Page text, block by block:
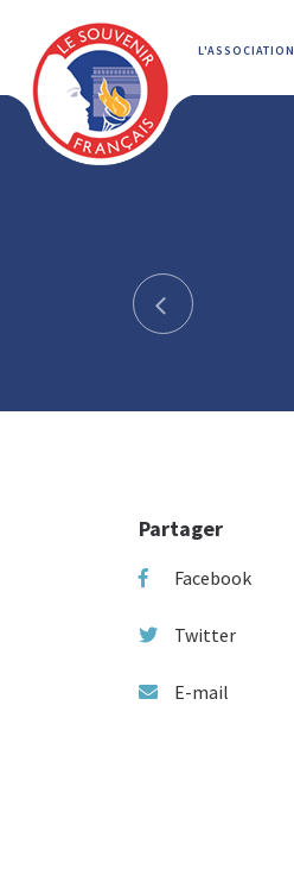
L'ASSOCIATION
Partager
Facebook
Twitter
E-mail